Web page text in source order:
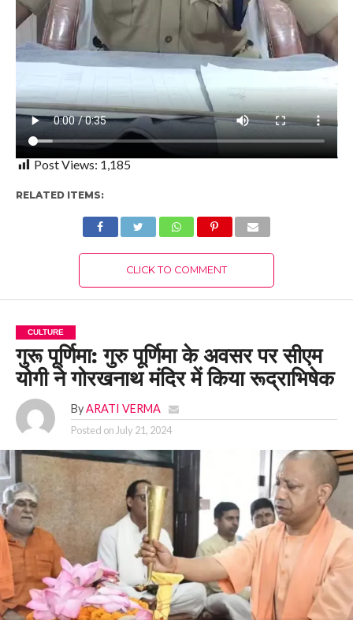
Post Views: 1,185
RELATED ITEMS:
CLICK TO COMMENT
CULTURE
गुरू पूर्णिमा: गुरु पूर्णिमा के अवसर पर सीएम
योगी ने गोरखनाथ मंदिर में किया रूद्राभिषेक
By ARATI VERMA
Posted on July 21, 2024